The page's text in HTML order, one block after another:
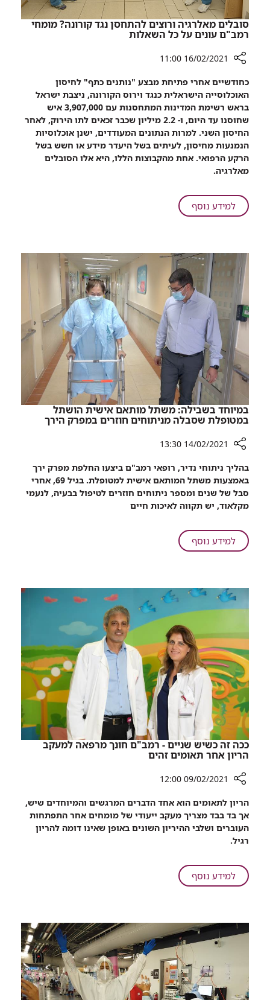
סובלים מאלרגיה ורוצים להתחסן נגד קורונה? מומחי
רמב"ם עונים על כל השאלות
שיתוף
סובלים
מאלרגיה
ורוצים
להתחסן
נגד
קורונה?
מומחי
עונים
16/02/2021 11:00
כחודשיים אחרי פתיחת מבצע "נותנים כתף" לחיסון
האוכלוסייה הישראלית כנגד וירוס הקורונה, ניצבת ישראל
בראש רשימת המדינות המתחסנות עם 3,907,000 איש
שחוסנו עד היום, ו- 2.2 מיליון שכבר זכאים לתו הירוק, לאחר
החיסון השני. למרות הנתונים המעודדים, ישנן אוכלוסיות
הנמנעות מחיסון, לעיתים בשל היעדר מידע או חשש בשל
הרקע הרפואי. אחת מהקבוצות הללו, היא אלו הסובלים
מאלרגיה.
למידע נוסףעל
סובלים
להתחסן
נגד
קורונה?
מומחי
רמב"ם
עונים
כל
השאלות
במיוחד בשבילה: משתל מותאם אישית הושתל
במטופלת שסבלה מניתוחים חוזרים במפרק הירך
שיתוף
במיוחד
בשבילה:
משתל
אישית
הושתל
מניתוחים
חוזרים
במפרק
14/02/2021 13:30
בהליך ניתוחי נדיר, רופאי רמב"ם ביצעו החלפת מפרק ירך
באמצעות משתל המותאם אישית למטופלת. בגיל 69, אחרי
סבל של שנים ומספר ניתוחים חוזרים לטיפול בבעיה, לנעמי
מקלאוד, יש תקווה לאיכות חיים
למידע נוסףעל
במיוחד
מותאם
אישית
הושתל
במטופלת
שסבלה
מניתוחים
חוזרים
במפרק
הירך
ככה זה כשיש שניים - רמב"ם חונך מרפאה למעקב
הריון אחר תאומים זהים
שיתוף
ככה
כשיש
רמב"ם
למעקב
הריון
09/02/2021 12:00
הריון לתאומים הוא אחד הדברים המרגשים והמיוחדים שיש,
אך בד בבד מצריך מעקב ייעודי של מומחים אחר התפתחות
העוברים ושלבי ההיריון השונים באופן שאינו דומה להריון
רגיל.
למידע נוסףעל
ככה
שניים
-
רמב"ם
חונך
מרפאה
למעקב